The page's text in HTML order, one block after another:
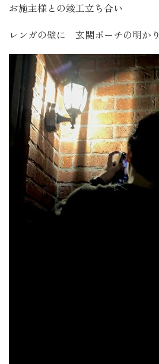
お施主様との竣工立ち合い
レンガの壁に 玄関ポーチの明かり